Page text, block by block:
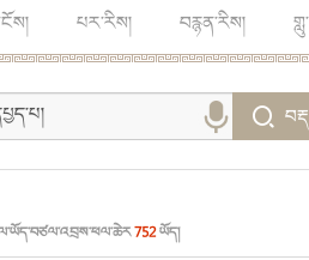
པར་རིས། བརྙན་རིས།
752ཡོད།